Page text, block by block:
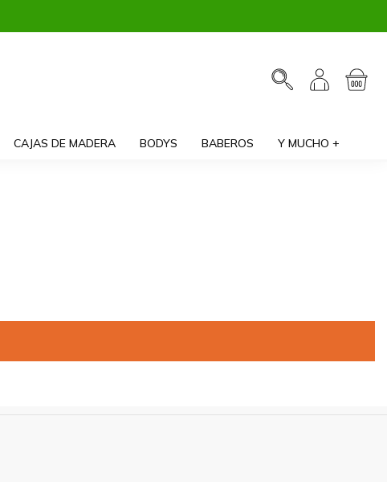
CAJAS DE MADERA BODYS BABEROS Y MUCHO +